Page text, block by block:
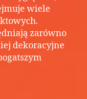
wiele
zarówno
dekoracyjne